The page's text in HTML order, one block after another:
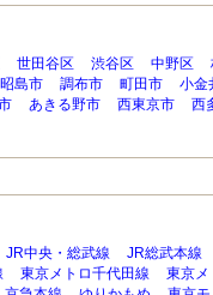
世田谷区 渋谷区 中野区
昭島市 調布市 町田市
小金
あきる野市 西東京市
西
JR中央・総武線
JR総武本線
東京メトロ千代田線
東京メ